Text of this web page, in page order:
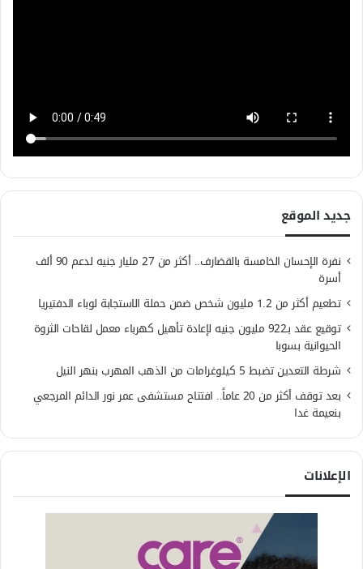
جديد الموقع
نفرة الإحسان الخامسة بالقضارف.. أكثر من 27 مليار جنيه لدعم 90 ألف
أسرة
تطعيم أكثر من 1.2 مليون شخص ضمن حملة الاستجابة لوباء الدفتيريا
توقيع عقد بـ922 مليون جنيه لإعادة تأهيل كهرباء معمل لقاحات الثروة
الحيوانية بسوبا
شرطة التعدين تضبط 5 كيلوغرامات من الذهب المهرب بنهر النيل
بعد توقف أكثر من 20 عاماً.. افتتاح مستشفى عمر نور الدائم المرجعي
بنعيمة غدا
الإعلانات